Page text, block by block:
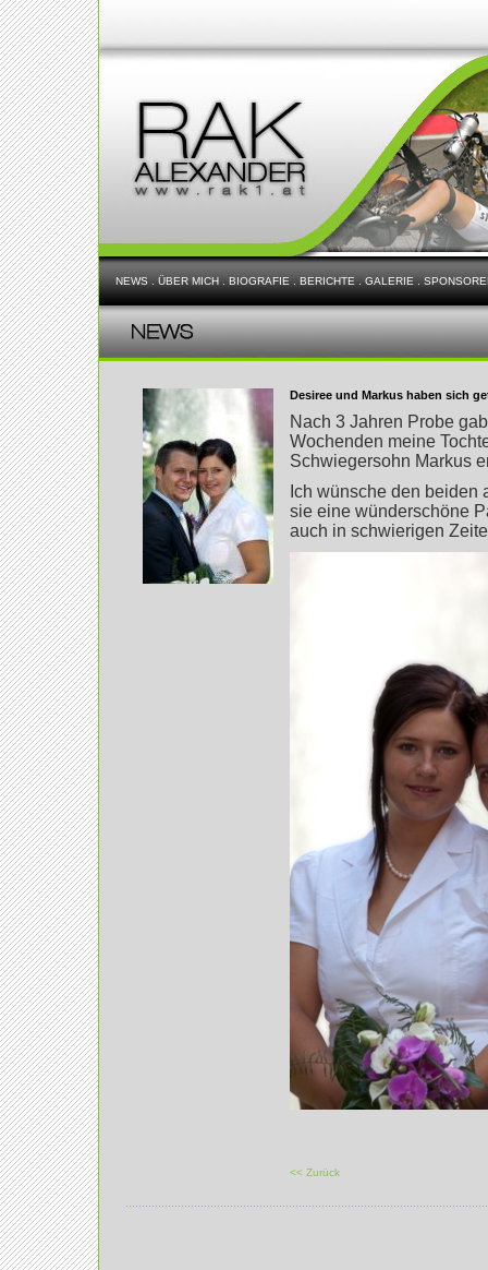
NEWS ÜBER MICH BIOGRAFIE BERICHTE GALERIE
Desiree und Markus haben sich
Nach 3 Jahren Probe
Wochenden meine
Schwiegersohn Markus
Ich wünsche den beiden
sie eine wünderschöne
auch in schwierigen
<< Zurück